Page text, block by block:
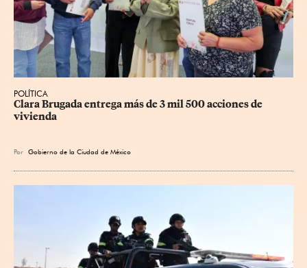
POLÍTICA
Clara Brugada entrega más de 3 mil 500 acciones de
vivienda
Por Gobierno de la Ciudad de México